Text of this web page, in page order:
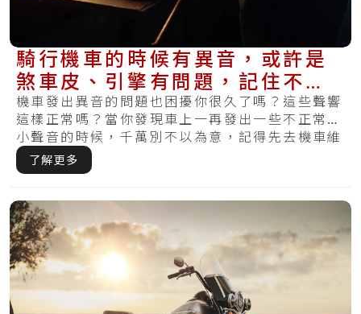
騎行機車的時候有異音，或許是
煞車皮、引擎有問題，記住不要
當作沒聽見！
機車發出異音的問題也困擾你很久了嗎？這些聲響
這樣正常嗎？當你發現車上一再發出一些不正常的
小聲音的時候，千萬別不以為意，記得先去機車維
修行.....
了解更多